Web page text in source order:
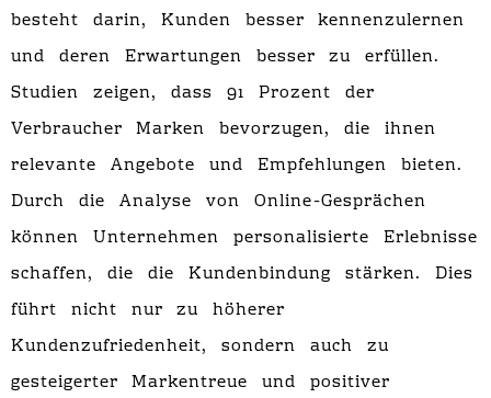
besteht darin, Kunden besser kennenzulernen
und deren Erwartungen besser zu erfüllen.
Studien zeigen, dass 91 Prozent der
Verbraucher Marken bevorzugen, die ihnen
relevante Angebote und Empfehlungen bieten.
Durch die Analyse von Online-Gesprächen
können Unternehmen personalisierte Erlebnisse
schaffen, die die Kundenbindung stärken. Dies
führt nicht nur zu höherer
Kundenzufriedenheit, sondern auch zu
gesteigerter Markentreue und positiver